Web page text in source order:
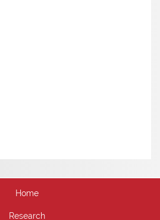
Home
Research